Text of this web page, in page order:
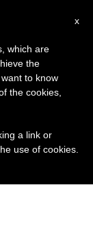
x
which are
the
to know
the cookies,
a link or
use of cookies.